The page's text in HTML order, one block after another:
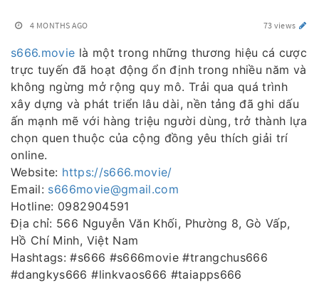
4 MONTHS AGO 73 views
s666.movie là một trong những thương hiệu cá cược
trực tuyến đã hoạt động ổn định trong nhiều năm và
không ngừng mở rộng quy mô. Trải qua quá trình
xây dựng và phát triển lâu dài, nền tảng đã ghi dấu
ấn mạnh mẽ với hàng triệu người dùng, trở thành lựa
chọn quen thuộc của cộng đồng yêu thích giải trí
online.
Website: https://s666.movie/
Email: s666movie@gmail.com
Hotline: 0982904591
Địa chỉ: 566 Nguyễn Văn Khối, Phường 8, Gò Vấp,
Hồ Chí Minh, Việt Nam
Hashtags: #s666 #s666movie #trangchus666
#dangkys666 #linkvaos666 #taiapps666